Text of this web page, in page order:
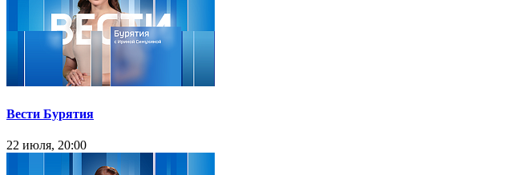
Вести Бурятия
22 июля, 20:00